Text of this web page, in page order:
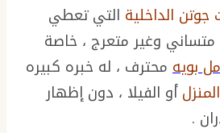
جوتن الداخلية التي تعطي
وغير متعرج ، خاصة
بويه محترف ، له خبره كبيره
أو الفيلا ، دون إظهار
.